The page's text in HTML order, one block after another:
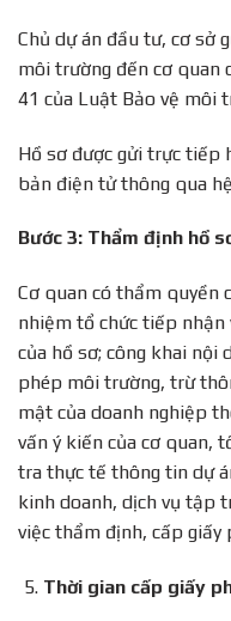
Chủ dự án đầu tư, cơ sở
môi trường đến cơ
41 của Luật Bảo vệ môi
Hồ sơ được gửi trực tiếp
bản điện tử thông qua
Bước 3: Thẩm định hồ
Cơ quan có thẩm quyền
nhiệm tổ chức tiếp
của hồ sơ; công khai nội
phép môi trường, trừ
mật của doanh nghiệp
vấn ý kiến của cơ quan,
tra thực tế thông tin dự
kinh doanh, dịch vụ tập
việc thẩm định, cấp giấy
Thời gian cấp giấy